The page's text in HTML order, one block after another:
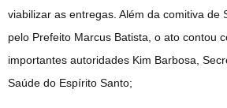
viabilizar as entregas. Além da comitiva de
pelo Prefeito Marcus Batista, o ato contou
importantes autoridades Kim Barbosa,
Saúde do Espírito Santo;